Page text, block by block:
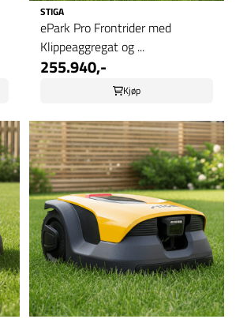
STIGA
ePark Pro Frontrider med
Klippeaggregat og ...
255.940,-
Kjøp